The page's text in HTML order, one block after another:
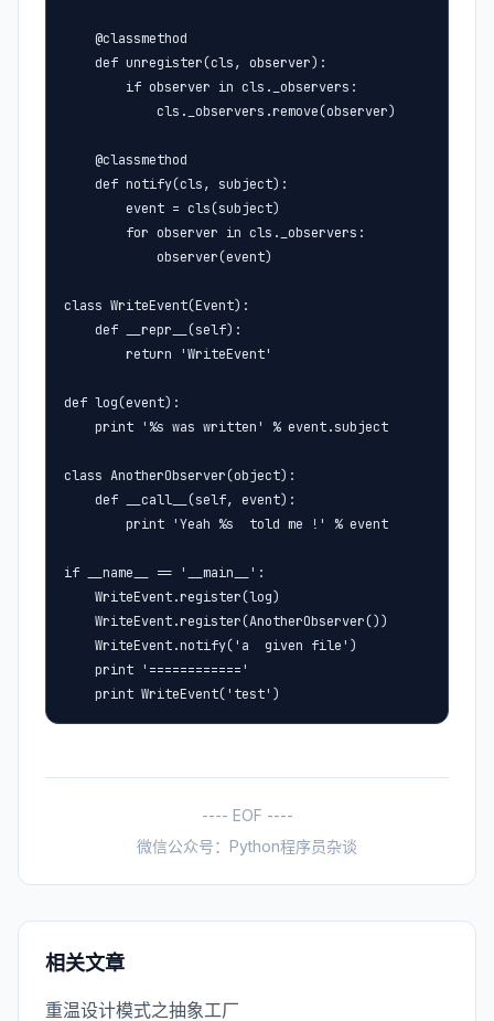
    @classmethod
    def unregister(cls, observer):
        if observer in cls._observers:
            cls._observers.remove(observer)
    @classmethod
    def notify(cls, subject):
        event = cls(subject)
        for observer in cls._observers:
            observer(event)
class WriteEvent(Event):
    def __repr__(self):
        return 'WriteEvent'
def log(event):
    print '%s was written' % event.subject
class AnotherObserver(object):
    def __call__(self, event):
        print 'Yeah %s  told me !' % event
if __name__ == '__main__':
    WriteEvent.register(log)
    WriteEvent.register(AnotherObserver())
    WriteEvent.notify('a  given file')
    print '============'
    print WriteEvent('test')
---- EOF ----
微信公众号：Python程序员杂谈
相关文章
重温设计模式之抽象工厂